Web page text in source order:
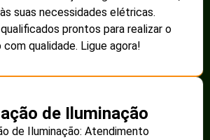
suas necessidades elétricas.
prontos para realizar o
com qualidade. Ligue agora!
de Iluminação
de Iluminação: Atendimento